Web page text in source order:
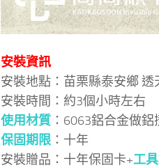
安裝資訊
安裝地點：苗栗縣泰安鄉 透
安裝時間：約3個小時左右
使用材質 ：6063鋁合金做鋁
保固期限 ：十年
安裝贈品：十年保固卡+工